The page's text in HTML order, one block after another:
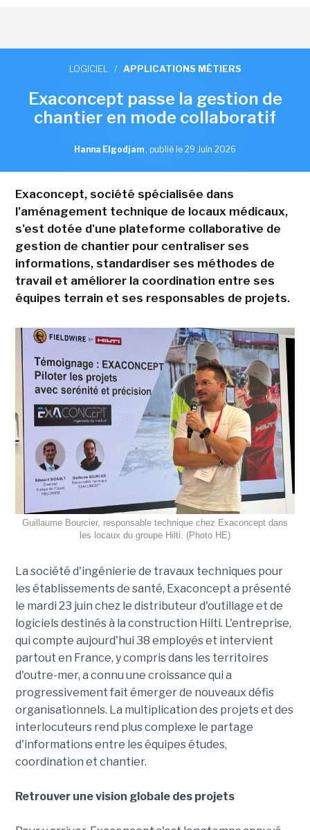
LOGICIEL / APPLICATIONS MÉTIERS
Exaconcept passe la gestion de
chantier en mode collaboratif
Hanna Elgodjam , publié le 29 Juin 2026
Exaconcept, société spécialisée dans
l'aménagement technique de locaux médicaux,
s'est dotée d'une plateforme collaborative de
gestion de chantier pour centraliser ses
informations, standardiser ses méthodes de
travail et améliorer la coordination entre ses
équipes terrain et ses responsables de projets.
Guillaume Bourcier, responsable technique chez Exaconcept dans
les locaux du groupe Hilti. (Photo HE)
La société d'ingénierie de travaux techniques pour
les établissements de santé, Exaconcept a présenté
le mardi 23 juin chez le distributeur d'outillage et de
logiciels destinés à la construction Hilti. L'entreprise,
qui compte aujourd'hui 38 employés et intervient
partout en France, y compris dans les territoires
d'outre-mer, a connu une croissance qui a
progressivement fait émerger de nouveaux défis
organisationnels. La multiplication des projets et des
interlocuteurs rend plus complexe le partage
d'informations entre les équipes études,
coordination et chantier.
Retrouver une vision globale des projets